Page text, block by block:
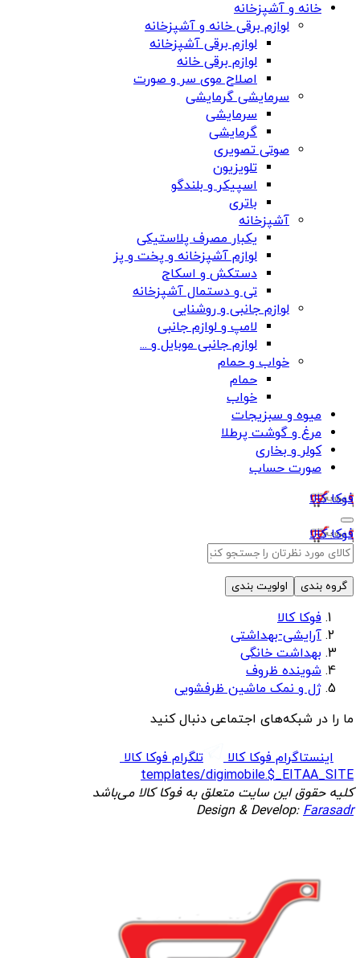
خانه و آشپزخانه
لوازم برقی خانه و آشپزخانه
لوازم برقی آشپزخانه
لوازم برقی خانه
اصلاح موی سر و صورت
سرمایشی گرمایشی
سرمایشی
گرمایشی
صوتی تصویری
تلویزیون
اسپیکر و بلندگو
باتری
آشپزخانه
یکبار مصرف پلاستیکی
لوازم آشپزخانه و پخت و پز
دستکش و اسکاج
تی و دستمال آشپزخانه
لوازم جانبی و روشنایی
لامپ و لوازم جانبی
لوازم جانبی موبایل و ...
خواب و حمام
حمام
خواب
میوه و سبزیجات
مرغ و گوشت پرطلا
کولر و بخاری
صورت حساب
فوکا کالا
فوکا کالا
گروه بندی اولویت بندی
فوکا کالا
آرایشی-بهداشتی
بهداشت خانگی
شوینده ظروف
ژل و نمک ماشین ظرفشویی
ما را در شبکه‌های اجتماعی دنبال کنید
اینستاگرام فوکا کالا
تلگرام فوکا کالا
templates/digimobile.$_EITAA_SITE
کلیه حقوق این سایت متعلق به فوکا کالا می‌باشد
Design & Develop:Farasadr